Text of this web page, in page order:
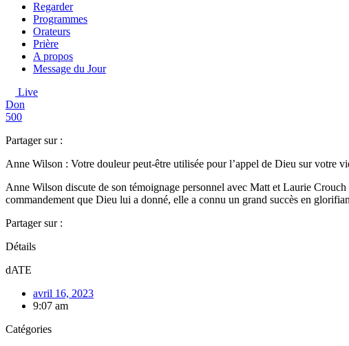
Regarder
Programmes
Orateurs
Prière
A propos
Message du Jour
Live
Don
500
Partager sur :
Anne Wilson : Votre douleur peut-être utilisée pour l’appel de Dieu sur votre
Anne Wilson discute de son témoignage personnel avec Matt et Laurie
commandement que Dieu lui a donné, elle a connu un grand succès en
Partager sur :
Détails
dATE
avril 16, 2023
9:07 am
Catégories